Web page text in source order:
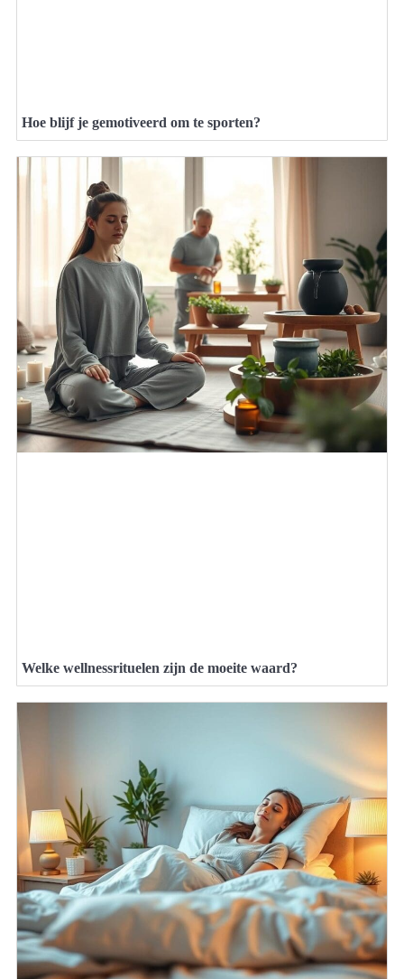
Hoe blijf je gemotiveerd om te sporten?
Welke wellnessrituelen zijn de moeite waard?